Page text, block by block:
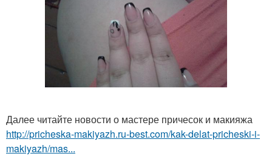
Далее читайте новости о мастере причесок и макияжа
http://pricheska-makiyazh.ru-best.com/kak-delat-pricheski-i-
makiyazh/mas...